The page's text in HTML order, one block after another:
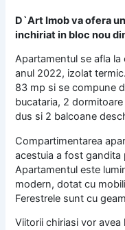
D`Art Imob va ofera
inchiriat in bloc nou
Apartamentul se afla
anul 2022, izolat
83 mp si se compune
bucataria, 2
dus si 2 balcoane
Compartimentarea
acestuia a fost
Apartamentul este
modern, dotat cu
Ferestrele sunt cu
Viitorii chiriasi vor